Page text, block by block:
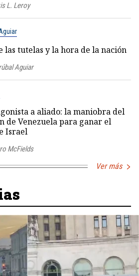
L. Leroy
las tutelas y la hora de la nación
Aguiar
a aliado: la maniobra del
de Venezuela para ganar el
Israel
McFields
Ver más